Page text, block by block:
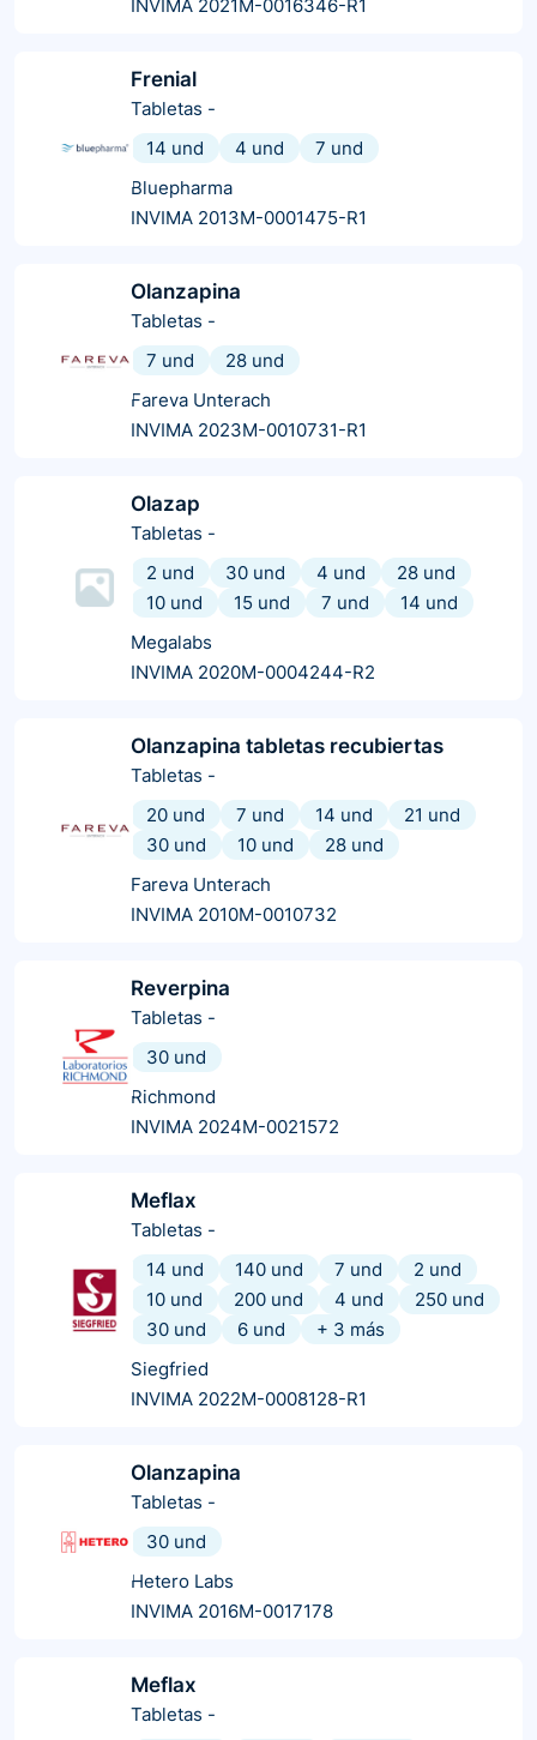
INVIMA 2021M-0016346-R1
Frenial
Tabletas -
14 und
4 und
7 und
Bluepharma
INVIMA 2013M-0001475-R1
Olanzapina
Tabletas -
7 und
28 und
Fareva Unterach
INVIMA 2023M-0010731-R1
Olazap
Tabletas -
2 und
30 und 4 und
28 und
10 und
15 und 7 und
14 und
Megalabs
INVIMA 2020M-0004244-R2
Olanzapina tabletas recubiertas
Tabletas -
20 und
7 und 14 und
21 und
30 und
10 und
28 und
Fareva Unterach
INVIMA 2010M-0010732
Reverpina
Tabletas -
30 und
Richmond
INVIMA 2024M-0021572
Meflax
Tabletas -
14 und
140 und 7 und
2 und
10 und
200 und 4 und
250 und
30 und
6 und + 3 más
Siegfried
INVIMA 2022M-0008128-R1
Olanzapina
Tabletas -
30 und
Hetero Labs
INVIMA 2016M-0017178
Meflax
Tabletas -